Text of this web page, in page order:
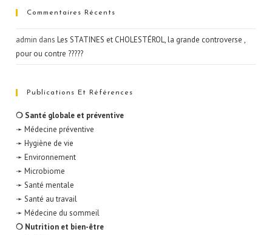
Commentaires Récents
admin dansLes STATINES et CHOLESTÉROL, la grande controverse ,
pour ou contre ?????
Publications Et Références
❍ Santé globale et préventive
➛ Médecine préventive
➛ Hygiène de vie
➛ Environnement
➛ Microbiome
➛ Santé mentale
➛ Santé au travail
➛ Médecine du sommeil
❍ Nutrition et bien-être